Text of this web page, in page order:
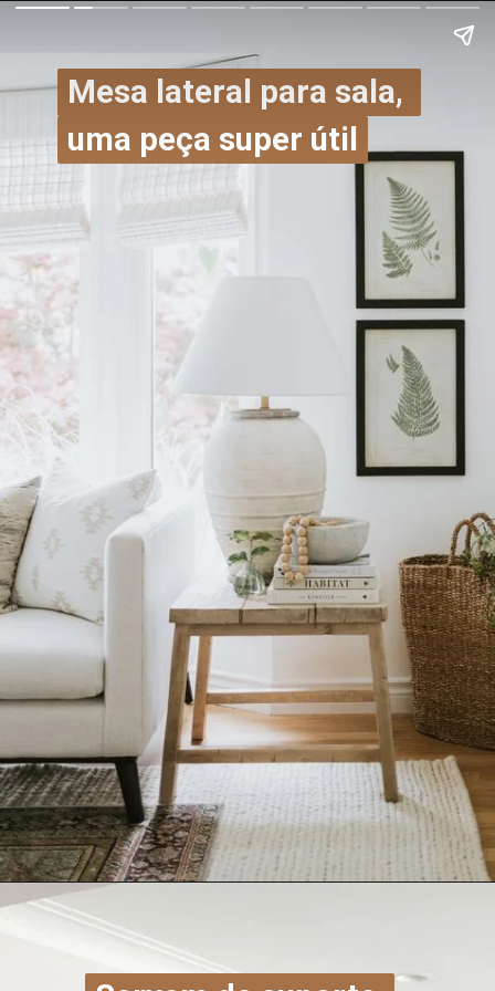
Mesa lateral para sala,
uma peça super útil
Mesa lateral para sala,
uma peça super útil